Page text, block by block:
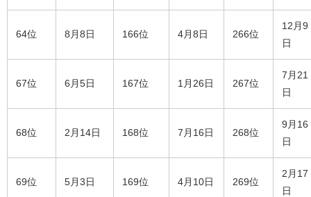
64位 8月8日 166位 4月8日 266位
12月9
日
67位 6月5日 167位 1月26日 267位
7月21
日
68位 2月14日 168位 7月16日 268位
9月16
日
69位 5月3日 169位 4月10日 269位
2月17
日